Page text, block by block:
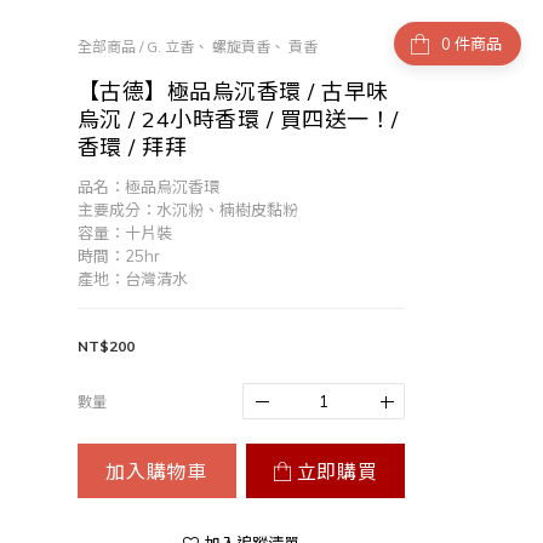
件商品
全部商品 / G. 立香、 螺旋貢香、 貢香
【古德】極品烏沉香環 / 古早味
烏沉 / 24小時香環 / 買四送一！/
香環 / 拜拜
品名：極品烏沉香環
主要成分：水沉粉、楠樹皮黏粉
容量：十片裝
時間：25hr
產地：台灣清水
NT$200
數量
加入購物車 立即購買